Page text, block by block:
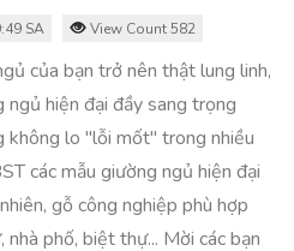
SA View Count 582
của bạn trở nên thật lung linh,
ngủ hiện đại đầy sang trọng
không lo "lỗi mốt" trong nhiều
các mẫu giường ngủ hiện đại
gỗ công nghiệp phù hợp
phố, biệt thự... Mời các bạn